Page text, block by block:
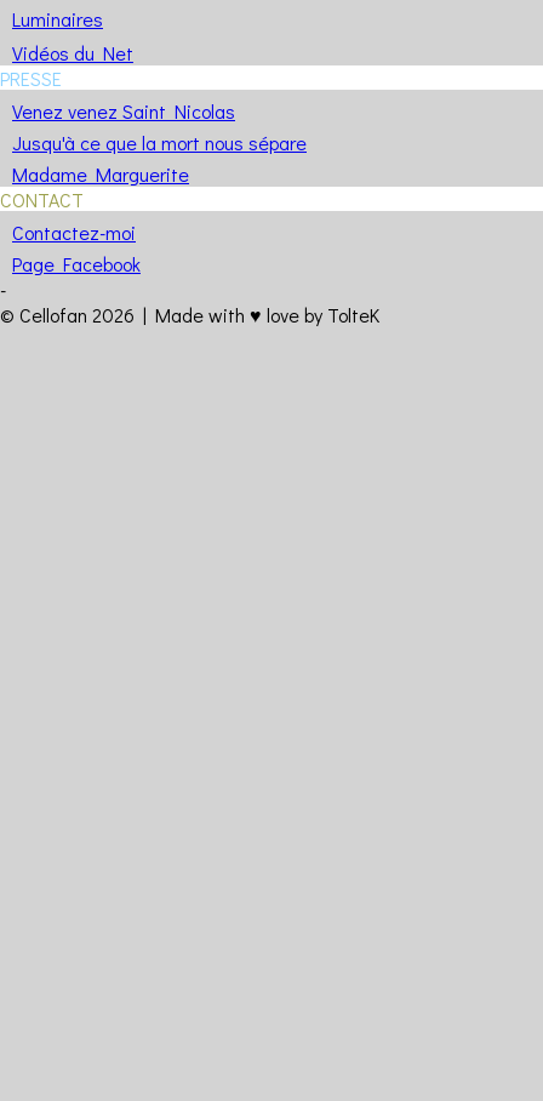
Luminaires
Vidéos du Net
PRESSE
Venez venez Saint Nicolas
Jusqu'à ce que la mort nous sépare
Madame Marguerite
CONTACT
Contactez-moi
Page Facebook
-
© Cellofan 2026 | Made with ♥️ loveby TolteK